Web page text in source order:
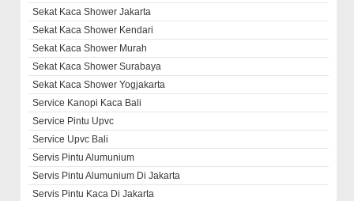
Sekat Kaca Shower Jakarta
Sekat Kaca Shower Kendari
Sekat Kaca Shower Murah
Sekat Kaca Shower Surabaya
Sekat Kaca Shower Yogjakarta
Service Kanopi Kaca Bali
Service Pintu Upvc
Service Upvc Bali
Servis Pintu Alumunium
Servis Pintu Alumunium Di Jakarta
Servis Pintu Kaca Di Jakarta